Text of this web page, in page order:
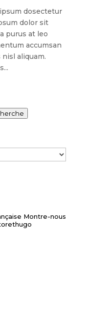
dosectetur
dolor sit
purus at leo
accumsan
aliquam.
Montre-nous